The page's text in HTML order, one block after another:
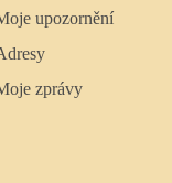
upozornění
zprávy